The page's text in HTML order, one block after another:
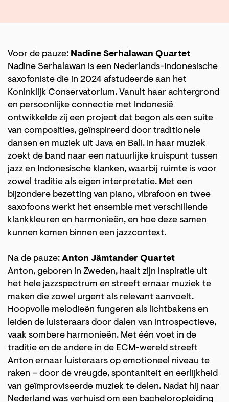
Voor de pauze: Nadine Serhalawan Quartet
Nadine Serhalawan is een Nederlands-Indonesische
saxofoniste die in 2024 afstudeerde aan het
Koninklijk Conservatorium. Vanuit haar achtergrond
en persoonlijke connectie met Indonesië
ontwikkelde zij een project dat begon als een suite
van composities, geïnspireerd door traditionele
dansen en muziek uit Java en Bali. In haar muziek
zoekt de band naar een natuurlijke kruispunt tussen
jazz en Indonesische klanken, waarbij ruimte is voor
zowel traditie als eigen interpretatie. Met een
bijzondere bezetting van piano, vibrafoon en twee
saxofoons werkt het ensemble met verschillende
klankkleuren en harmonieën, en hoe deze samen
kunnen komen binnen een jazzcontext.
Na de pauze: Anton Jämtander Quartet
Anton, geboren in Zweden, haalt zijn inspiratie uit
het hele jazzspectrum en streeft ernaar muziek te
maken die zowel urgent als relevant aanvoelt.
Hoopvolle melodieën fungeren als lichtbakens en
leiden de luisteraars door dalen van introspectieve,
vaak sombere harmonieën. Met één voet in de
traditie en de andere in de ECM-wereld streeft
Anton ernaar luisteraars op emotioneel niveau te
raken – door de vreugde, spontaniteit en eerlijkheid
van geïmproviseerde muziek te delen. Nadat hij naar
Nederland was verhuisd om een bacheloropleiding